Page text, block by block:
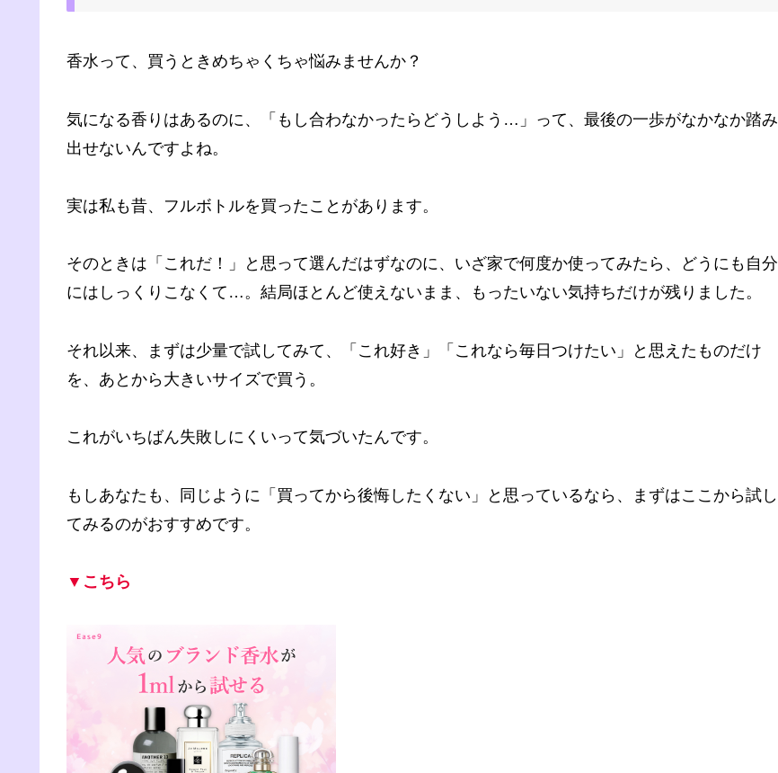
香水って、買うときめちゃくちゃ悩みませんか？
気になる香りはあるのに、「もし合わなかったらどうしよう…」って、最後の一歩がなかなか踏み
出せないんですよね。
実は私も昔、フルボトルを買ったことがあります。
そのときは「これだ！」と思って選んだはずなのに、いざ家で何度か使ってみたら、どうにも自分
にはしっくりこなくて…。結局ほとんど使えないまま、もったいない気持ちだけが残りました。
それ以来、まずは少量で試してみて、「これ好き」「これなら毎日つけたい」と思えたものだけ
を、あとから大きいサイズで買う。
これがいちばん失敗しにくいって気づいたんです。
もしあなたも、同じように「買ってから後悔したくない」と思っているなら、まずはここから試し
てみるのがおすすめです。
▼こちら